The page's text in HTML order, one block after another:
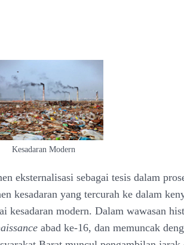
Kesadaran Modern
eksternalisasi sebagai tesis dalam
kesadaran yang tercurah ke dalam
kesadaran modern. Dalam wawasan
abad ke-16, dan memuncak